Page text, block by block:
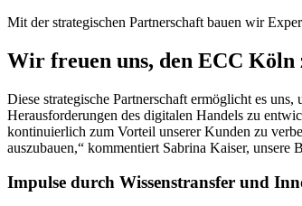
Mit der strategischen Partnerschaft bauen wir
Wir freuen uns, den ECC Köln
Diese strategische Partnerschaft ermöglicht es
Herausforderungen des digitalen Handels zu
kontinuierlich zum Vorteil unserer Kunden zu
auszubauen,“ kommentiert Sabrina Kaiser,
Impulse durch Wissenstransfer und